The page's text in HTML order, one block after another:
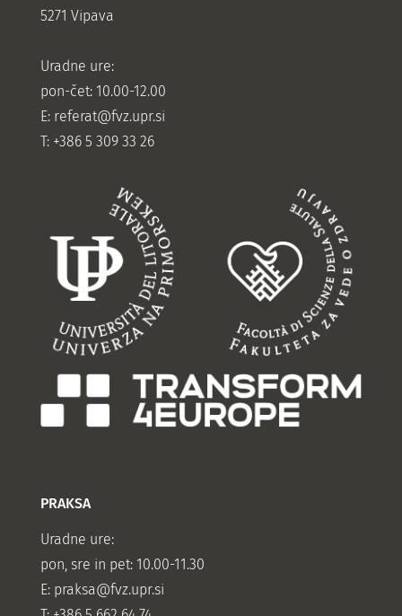
5271 Vipava
Uradne ure:
pon-čet: 10.00-12.00
E: referat@fvz.upr.si
T: +386 5 309 33 26
PRAKSA
Uradne ure:
pon, sre in pet: 10.00-11.30
E: praksa@fvz.upr.si